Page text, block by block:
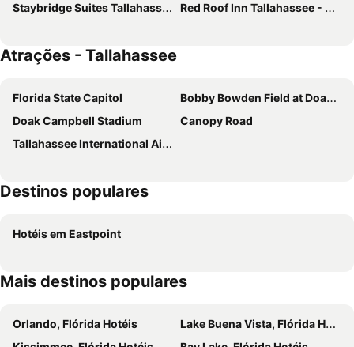
Staybridge Suites Tallahassee I-10 East by IHG
Red Roof Inn Tallahassee - University
Atrações - Tallahassee
Florida State Capitol
Bobby Bowden Field at Doak Campbell Stadium
Doak Campbell Stadium
Canopy Road
Tallahassee International Airport
Destinos populares
Hotéis em Eastpoint
Mais destinos populares
Orlando, Flórida Hotéis
Lake Buena Vista, Flórida Hotéis